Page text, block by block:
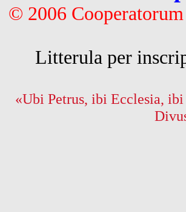
© 2006
Litterula per
«Ubi Petrus, ibi Ecclesia,